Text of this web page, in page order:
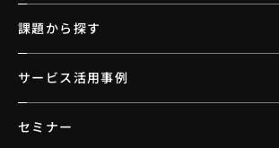
課題から探す
サービス活用事例
セミナー